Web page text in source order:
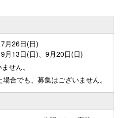
月26日(日)
月13日(日)、9月20日(日)
せん。
合でも、募集はございません。